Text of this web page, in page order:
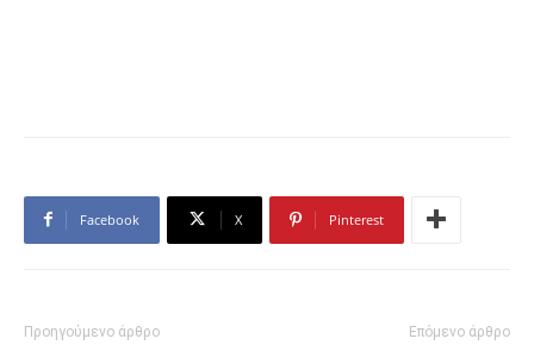
Facebook X Pinterest
Προηγούμενο άρθρο Επόμενο άρθρο